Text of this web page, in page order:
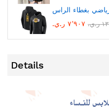
بغطاء الراس
٧٬٩٠٧ ر.ي.‏
ر.ي.‏
Details